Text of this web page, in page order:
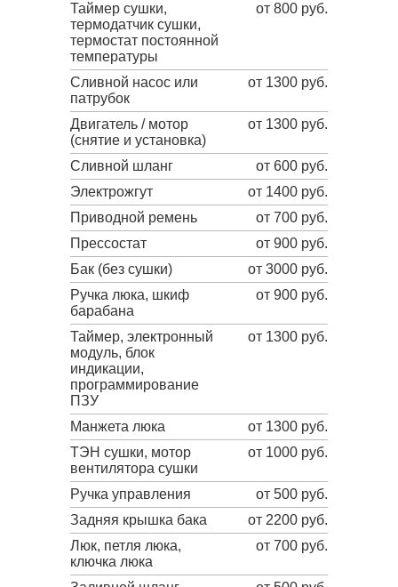
Таймер сушки,
термодатчик сушки,
термостат постоянной
температуры
от 800 руб.
Сливной насос или
патрубок
от 1300 руб.
Двигатель / мотор
(снятие и установка)
от 1300 руб.
Сливной шланг
от 600 руб.
Электрожгут
от 1400 руб.
Приводной ремень
от 700 руб.
Прессостат
от 900 руб.
Бак (без сушки)
от 3000 руб.
Ручка люка, шкиф
барабана
от 900 руб.
Таймер, электронный
модуль, блок
индикации,
программирование
ПЗУ
от 1300 руб.
Манжета люка
от 1300 руб.
ТЭН сушки, мотор
вентилятора сушки
от 1000 руб.
Ручка управления
от 500 руб.
Задняя крышка бака
от 2200 руб.
Люк, петля люка,
ключка люка
от 700 руб.